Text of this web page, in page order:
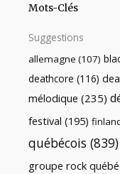
Mots-Clés
Suggestions
allemagne (107)
deathcore (116)
mélodique (235)
festival (195)
québécois (839)
groupe rock